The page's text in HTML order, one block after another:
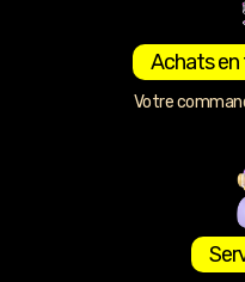
Achats
Votre